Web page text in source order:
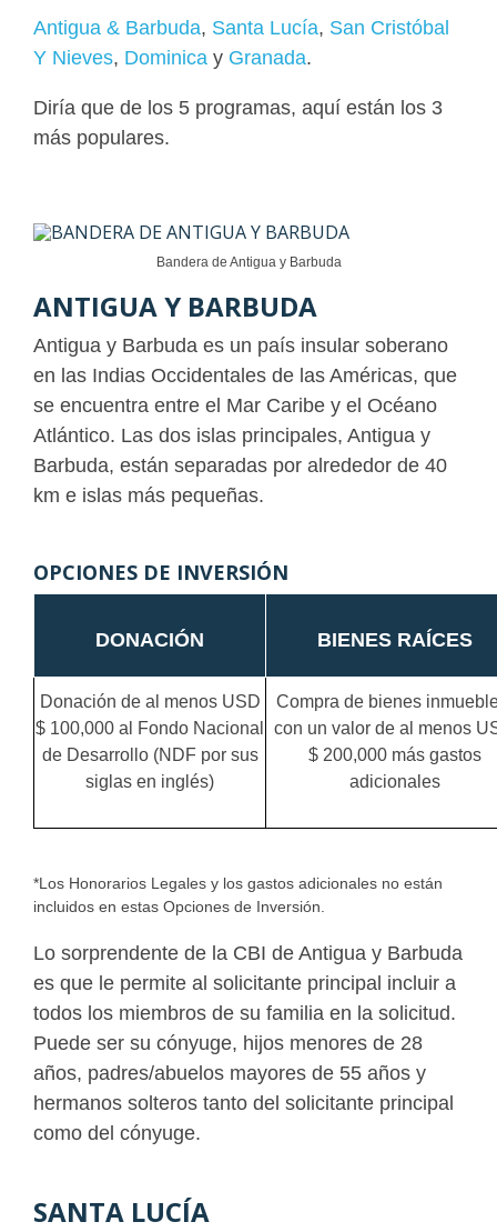
Antigua & Barbuda, Santa Lucía, San Cristóbal
Y Nieves, Dominica y Granada.
Diría que de los 5 programas, aquí están los 3
más populares.
Bandera de Antigua y Barbuda
ANTIGUA Y BARBUDA
Antigua y Barbuda es un país insular soberano
en las Indias Occidentales de las Américas, que
se encuentra entre el Mar Caribe y el Océano
Atlántico. Las dos islas principales, Antigua y
Barbuda, están separadas por alrededor de 40
km e islas más pequeñas.
OPCIONES DE INVERSIÓN
DONACIÓN BIENES RAÍCES
Donación de al menos USD
$ 100,000 al Fondo Nacional
de Desarrollo (NDF por sus
siglas en inglés)
Compra de bienes
con un valor de al menos
$ 200,000 más gastos
adicionales
*Los Honorarios Legales y los gastos adicionales no están
incluidos en estas Opciones de Inversión.
Lo sorprendente de la CBI de Antigua y Barbuda
es que le permite al solicitante principal incluir a
todos los miembros de su familia en la solicitud.
Puede ser su cónyuge, hijos menores de 28
años, padres/abuelos mayores de 55 años y
hermanos solteros tanto del solicitante principal
como del cónyuge.
SANTA LUCÍA